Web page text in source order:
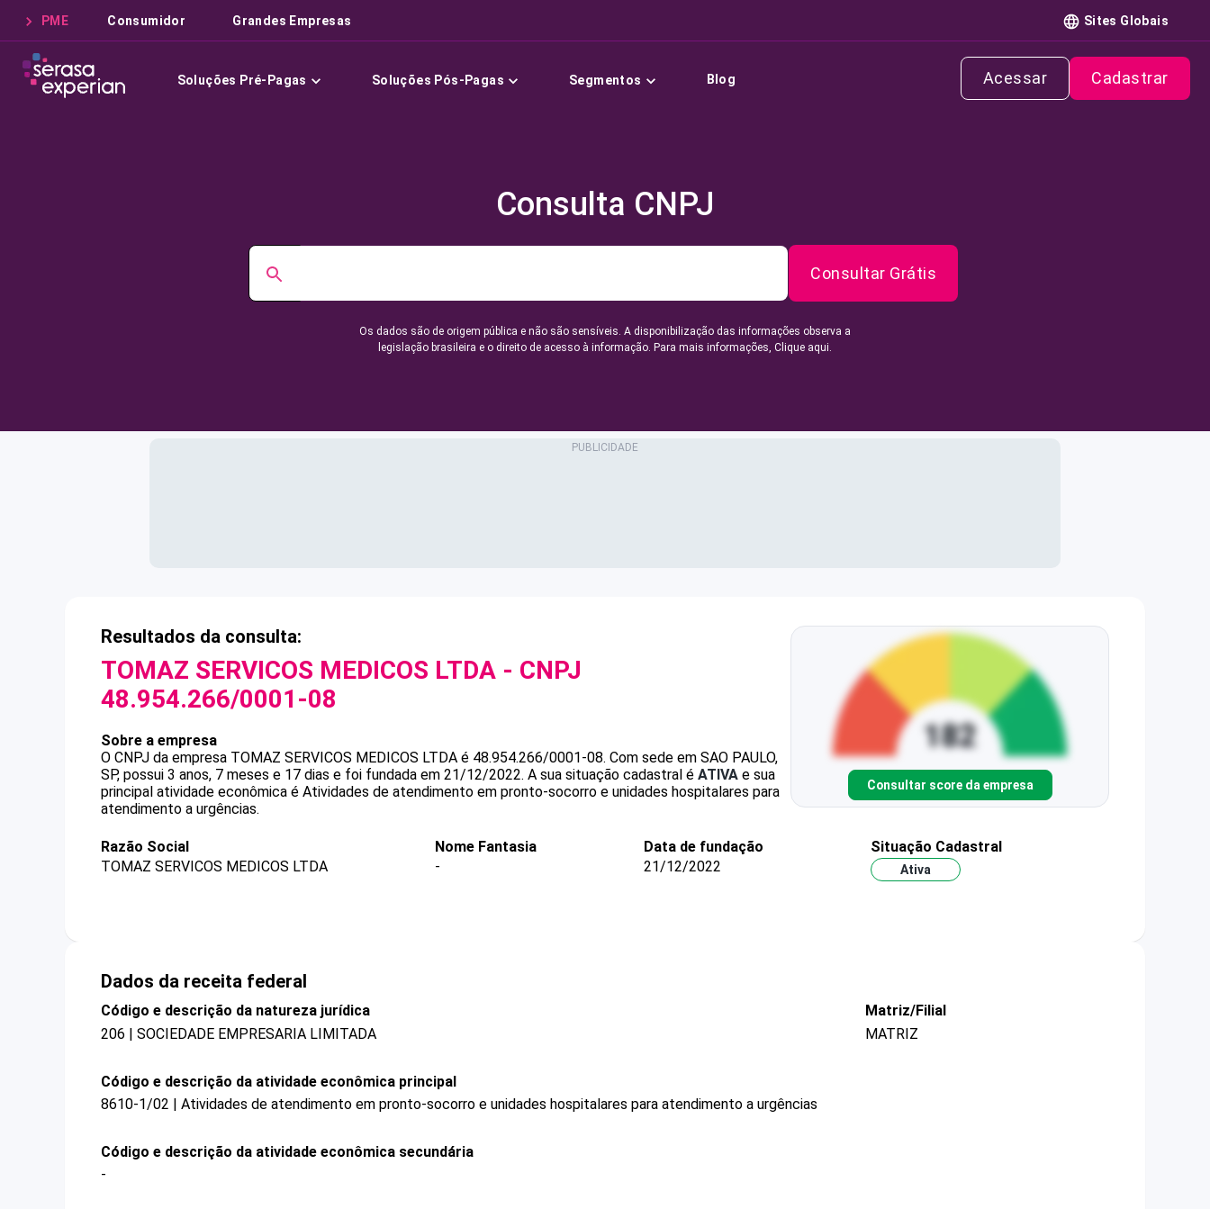
PME Consumidor Grandes Empresas Sites Globais
Soluções Pré-Pagas Soluções Pós-Pagas Segmentos Blog Acessar Cadastrar
Consulta CNPJ
Consultar Grátis
Os dados são de origem pública e não são sensíveis. A disponibilização das informações observa a
legislação brasileira e o direito de acesso à informação. Para mais informações, Clique aqui.
Resultados da consulta:
TOMAZ SERVICOS MEDICOS LTDA - CNPJ
48.954.266/0001-08
Sobre a empresa
O CNPJ da empresa TOMAZ SERVICOS MEDICOS LTDA é 48.954.266/0001-08. Com sede em SAO PAULO,
SP, possui 3 anos, 7 meses e 17 dias e foi fundada em 21/12/2022. A sua situação cadastral é ATIVA e sua
principal atividade econômica é Atividades de atendimento em pronto-socorro e unidades hospitalares para
atendimento a urgências.
Consultar score da empresa
Razão Social
TOMAZ SERVICOS MEDICOS LTDA
Nome Fantasia
-
Data de fundação
21/12/2022
Situação Cadastral
Ativa
Dados da receita federal
Código e descrição da natureza jurídica
206 | SOCIEDADE EMPRESARIA LIMITADA
Matriz/Filial
MATRIZ
Código e descrição da atividade econômica principal
8610-1/02 | Atividades de atendimento em pronto-socorro e unidades hospitalares para atendimento a urgências
Código e descrição da atividade econômica secundária
-